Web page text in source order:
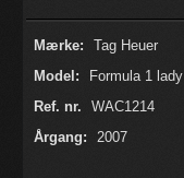
Mærke:
Tag Heuer
Model:
Formula 1 lady
Ref. nr.
WAC1214
Årgang:
2007